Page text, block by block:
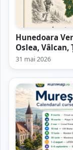
Hunedoara
Oslea,
31 mai 2026